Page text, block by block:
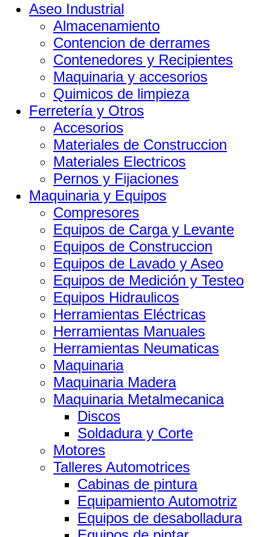
Aseo Industrial
Almacenamiento
Contencion de derrames
Contenedores y Recipientes
Maquinaria y accesorios
Quimicos de limpieza
Ferretería y Otros
Accesorios
Materiales de Construccion
Materiales Electricos
Pernos y Fijaciones
Maquinaria y Equipos
Compresores
Equipos de Carga y Levante
Equipos de Construccion
Equipos de Lavado y Aseo
Equipos de Medición y Testeo
Equipos Hidraulicos
Herramientas Eléctricas
Herramientas Manuales
Herramientas Neumaticas
Maquinaria
Maquinaria Madera
Maquinaria Metalmecanica
Discos
Soldadura y Corte
Motores
Talleres Automotrices
Cabinas de pintura
Equipamiento Automotriz
Equipos de desabolladura